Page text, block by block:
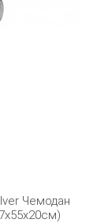
Чемодан